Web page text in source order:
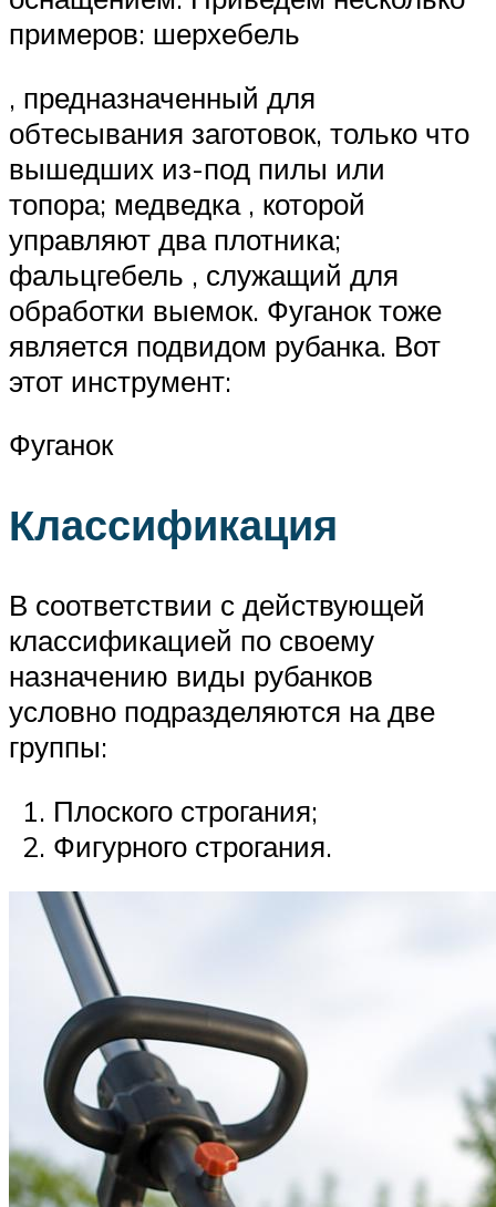
примеров: шерхебель
, предназначенный для
обтесывания заготовок, только что
вышедших из-под пилы или
топора; медведка , которой
управляют два плотника;
фальцгебель , служащий для
обработки выемок. Фуганок тоже
является подвидом рубанка. Вот
этот инструмент:
Фуганок
Классификация
В соответствии с действующей
классификацией по своему
назначению виды рубанков
условно подразделяются на две
группы:
Плоского строгания;
Фигурного строгания.